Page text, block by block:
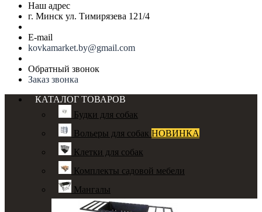
Наш адрес
г. Минск ул. Тимирязева 121/4
E-mail
kovkamarket.by@gmail.com
Обратный звонок
Заказ звонка
КАТАЛОГ ТОВАРОВ
Будки для собак
Вольеры для собак НОВИНКА
Клетки для собак
Комплекты садовой мебели
Мангалы